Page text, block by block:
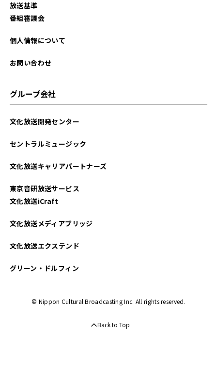
2025年09月
2025年06月
2025年01月
2024年12月
2024年11月
放送基準
番組審議会
個人情報について
お問い合わせ
グループ会社
文化放送開発センター
セントラルミュージック
文化放送キャリアパートナーズ
東京音研放送サービス
文化放送iCraft
文化放送メディアブリッジ
文化放送エクステンド
グリーン・ドルフィン
© Nippon Cultural Broadcasting Inc. All rights reserved.
Back to Top